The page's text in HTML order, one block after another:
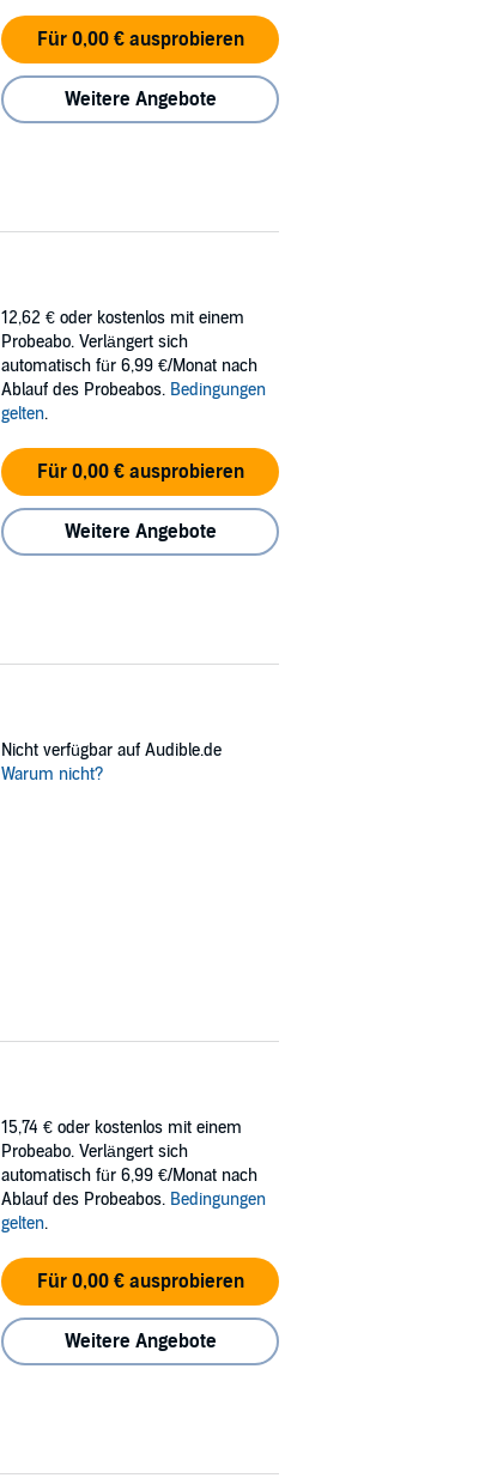
Für 0,00 € ausprobieren
Weitere Angebote
12,62 € oder kostenlos mit einem
Probeabo. Verlängert sich
automatisch für 6,99 €/Monat nach
Ablauf des Probeabos. Bedingungen
gelten.
Für 0,00 € ausprobieren
Weitere Angebote
Nicht verfügbar auf Audible.de
Warum nicht?
15,74 € oder kostenlos mit einem
Probeabo. Verlängert sich
automatisch für 6,99 €/Monat nach
Ablauf des Probeabos. Bedingungen
gelten.
Für 0,00 € ausprobieren
Weitere Angebote